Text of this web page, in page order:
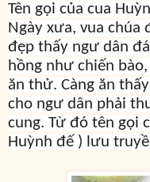
Tên gọi của cua
Ngày xưa, vua chúa
đẹp thấy ngư dân
hồng như chiến
ăn thử. Càng ăn
cho ngư dân phải
cung. Từ đó tên gọi
Huỳnh đế ) lưu